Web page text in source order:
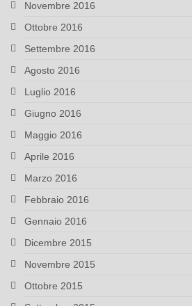
Novembre 2016
Ottobre 2016
Settembre 2016
Agosto 2016
Luglio 2016
Giugno 2016
Maggio 2016
Aprile 2016
Marzo 2016
Febbraio 2016
Gennaio 2016
Dicembre 2015
Novembre 2015
Ottobre 2015